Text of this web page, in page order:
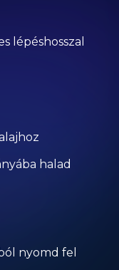
lépéshosszal
halad
nyomd fel